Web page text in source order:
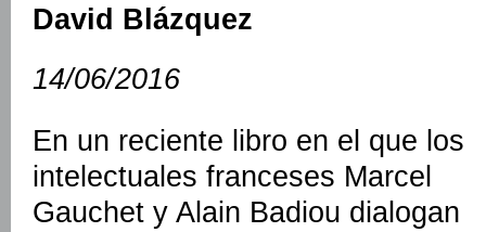
David Blázquez
14/06/2016
En un reciente libro en el que los
intelectuales franceses Marcel
Gauchet y Alain Badiou dialogan